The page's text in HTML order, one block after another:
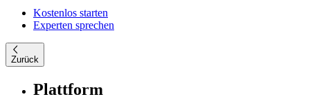
Kostenlos starten
Experten sprechen
Zurück
Plattform